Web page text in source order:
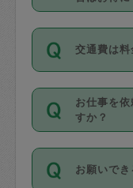
がってい
Diners
を行う際
ル登録時
丈夫です
デビット
リカ、au
銀行振込
依頼には
隔週）」
ポット」
す。
定期の最
りに、一
交通費は料
交通費は
料金のご
ます。交
お仕事を
すか？
時間帯は
たり３時
お願いで